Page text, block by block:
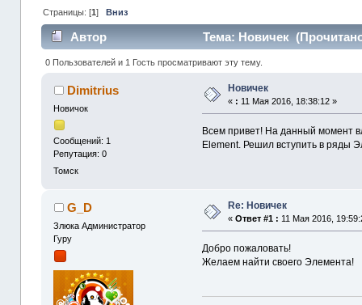
Страницы: [1] Вниз
Автор Тема: Новичек
0 Пользователей и 1 Гость просматривают эту тему.
Dimitrius
Новичок
Сообщений: 1
Репутация: 0
Томск
Новичек
« : 11 Мая 2016, 18:38:12 »
Всем привет! На данный момент
Element. Решил вступить в ряды
G_D
Злюка Администратор
Гуру
Re: Новичек
«Ответ #1 : 11 Мая 2016,
Добро пожаловать!
Желаем найти своего Элемента!